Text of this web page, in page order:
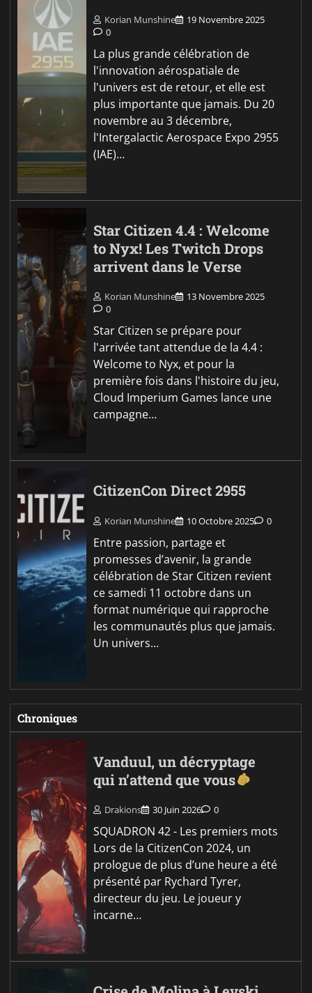
Korian Munshine
19 Novembre 2025
0
La plus grande célébration de
l'innovation aérospatiale de
l'univers est de retour, et elle est
plus importante que jamais. Du 20
novembre au 3 décembre,
l'Intergalactic Aerospace Expo 2955
(IAE)…
Star Citizen 4.4 : Welcome
to Nyx! Les Twitch Drops
arrivent dans le Verse
Korian Munshine
13 Novembre 2025
0
Star Citizen se prépare pour
l'arrivée tant attendue de la 4.4 :
Welcome to Nyx, et pour la
première fois dans l'histoire du jeu,
Cloud Imperium Games lance une
campagne…
CitizenCon Direct 2955
Korian Munshine 10 Octobre 2025 0
Entre passion, partage et
promesses d’avenir, la grande
célébration de Star Citizen revient
ce samedi 11 octobre dans un
format numérique qui rapproche
les communautés plus que jamais.
Un univers…
Chroniques
Vanduul, un décryptage
qui n’attend que vous
Drakions 30 Juin 2026 0
SQUADRON 42 - Les premiers mots
Lors de la CitizenCon 2024, un
prologue de plus d’une heure a été
présenté par Rychard Tyrer,
directeur du jeu. Le joueur y
incarne…